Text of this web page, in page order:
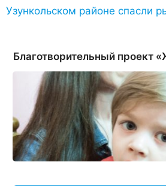
Узункольском районе спасли
Благотворительный проект